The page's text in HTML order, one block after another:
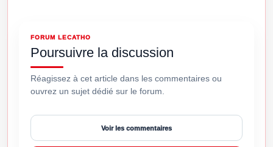
FORUM LECATHO
Poursuivre la discussion
Réagissez à cet article dans les commentaires ou
ouvrez un sujet dédié sur le forum.
Voir les commentaires